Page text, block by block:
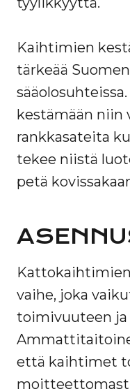
Kaihtimien
tärkeää
kestämään niin
rankkasateita
tekee niistä
petä
vaihe, joka
toimivuuteen ja
että kaihtimet